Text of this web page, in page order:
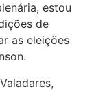
estou
de
as eleições